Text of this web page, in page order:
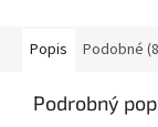
Popis Podobné
Podrobný